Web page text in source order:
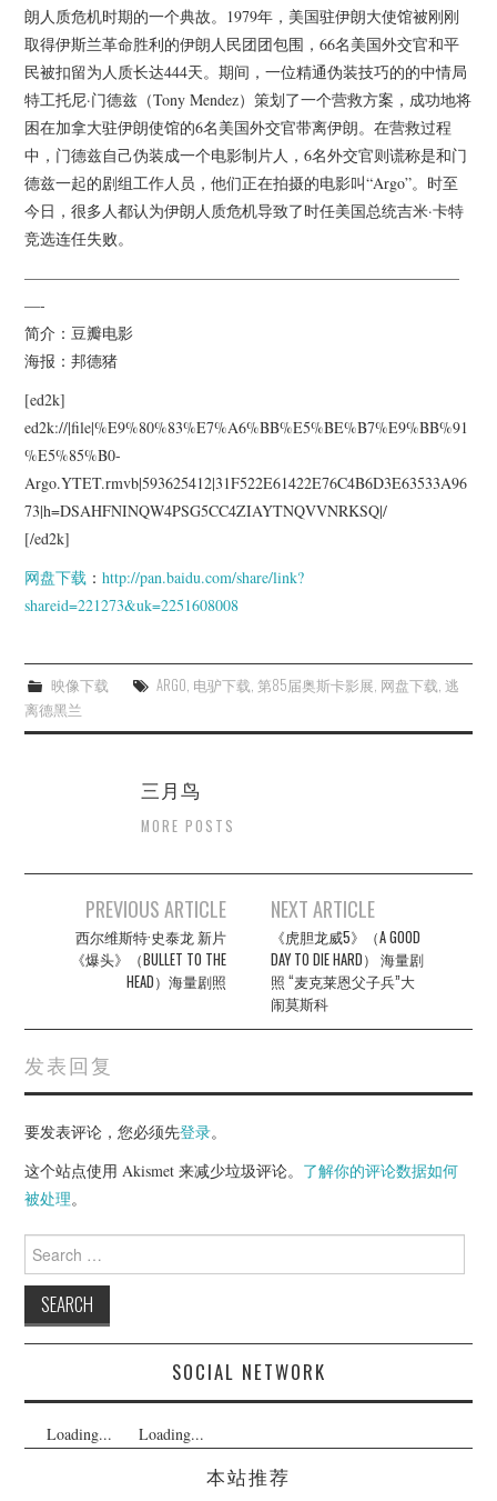
朗人质危机时期的一个典故。1979年，美国驻伊朗大使馆被刚刚
取得伊斯兰革命胜利的伊朗人民团团包围，66名美国外交官和平
民被扣留为人质长达444天。期间，一位精通伪装技巧的的中情局
特工托尼·门德兹（Tony Mendez）策划了一个营救方案，成功地将
困在加拿大驻伊朗使馆的6名美国外交官带离伊朗。在营救过程
中，门德兹自己伪装成一个电影制片人，6名外交官则谎称是和门
德兹一起的剧组工作人员，他们正在拍摄的电影叫“Argo”。时至
今日，很多人都认为伊朗人质危机导致了时任美国总统吉米·卡特
竞选连任失败。
————————————————————————————
—-
简介：豆瓣电影
海报：邦德猪
[ed2k]
ed2k://|file|%E9%80%83%E7%A6%BB%E5%BE%B7%E9%BB%91
%E5%85%B0-
Argo.YTET.rmvb|593625412|31F522E61422E76C4B6D3E63533A96
73|h=DSAHFNINQW4PSG5CC4ZIAYTNQVVNRKSQ|/
[/ed2k]
网盘下载 ：http://pan.baidu.com/share/link?
shareid=221273&uk=2251608008
映像下载 ARGO, 电驴下载, 第85届奥斯卡影展, 网盘下载, 逃
离德黑兰
三月鸟
MORE POSTS
navigation
PREVIOUS ARTICLE
西尔维斯特·史泰龙 新片
《爆头》（BULLET TO THE
HEAD）海量剧照
NEXT ARTICLE
《虎胆龙威5》（A GOOD
DAY TO DIE HARD） 海量剧
照 “麦克莱恩父子兵”大
闹莫斯科
发表回复
要发表评论，您必须先登录。
这个站点使用 Akismet 来减少垃圾评论。 了解你的评论数据如何
被处理。
Search
for:
SOCIAL NETWORK
Loading... Loading...
本站推荐